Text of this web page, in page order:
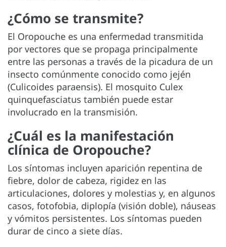
¿Cómo se transmite?
El Oropouche es una enfermedad transmitida
por vectores que se propaga principalmente
entre las personas a través de la picadura de un
insecto comúnmente conocido como jején
(Culicoides paraensis). El mosquito Culex
quinquefasciatus también puede estar
involucrado en la transmisión.
¿Cuál es la manifestación
clínica de Oropouche?
Los síntomas incluyen aparición repentina de
fiebre, dolor de cabeza, rigidez en las
articulaciones, dolores y molestias y, en algunos
casos, fotofobia, diplopía (visión doble), náuseas
y vómitos persistentes. Los síntomas pueden
durar de cinco a siete días.